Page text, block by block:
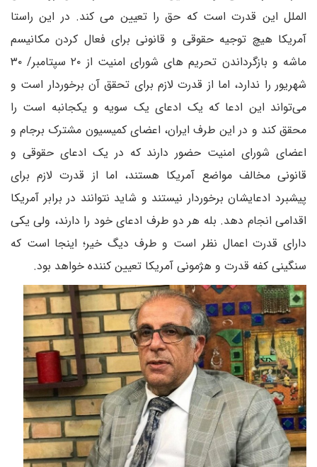
الملل این قدرت است که حق را تعیین می کند. در این راستا
آمریکا هیچ توجیه حقوقی و قانونی برای فعال کردن مکانیسم
ماشه و بازگرداندن تحریم های شورای امنیت از ۲۰ سپتامبر/ ۳۰
شهریور را ندارد، اما از قدرت لازم برای تحقق آن برخوردار است و
می‌تواند این ادعا که یک ادعای یک سویه و یکجانبه است را
محقق کند و در این طرف ایران، اعضای کمیسیون مشترک برجام و
اعضای شورای امنیت حضور دارند که در یک ادعای حقوقی و
قانونی مخالف مواضع آمریکا هستند، اما از قدرت لازم برای
پیشبرد ادعایشان برخوردار نیستند و شاید نتوانند در برابر آمریکا
اقدامی انجام دهد. بله هر دو طرف ادعای خود را دارند، ولی یکی
دارای قدرت اعمال نظر است و طرف دیگ خیر؛ اینجا است که
سنگینی کفه قدرت و هژمونی آمریکا تعیین کننده خواهد بود.